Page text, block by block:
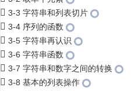
3-3 字符串和列表切片
3-4 序列的函数
3-5 字符串再认识
3-6 字符串函数
3-7 字符串和数字之间的转换
3-8 基本的列表操作